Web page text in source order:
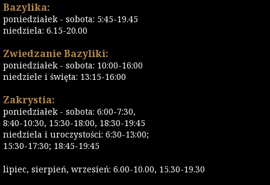
Bazylika:
poniedziałek - sobota: 5:45-19.45
niedziela: 6.15-20.00
Zwiedzanie Bazyliki:
poniedziałek - sobota: 10:00-16:00
niedziele i święta: 13:15-16:00
Zakrystia:
poniedziałek - sobota: 6:00-7:30,
8:40-10:30, 15:30-18:00, 18:30-19:45
niedziela i uroczystości: 6:30-13:00;
15:30-17:30; 18:45-19:45
lipiec, sierpień, wrzesień: 6.00-10.00, 15.30-19.30